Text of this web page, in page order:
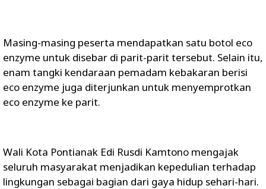
Masing-masing peserta mendapatkan satu botol eco
enzyme untuk disebar di parit-parit tersebut. Selain itu,
enam tangki kendaraan pemadam kebakaran berisi
eco enzyme juga diterjunkan untuk menyemprotkan
eco enzyme ke parit.
Wali Kota Pontianak Edi Rusdi Kamtono mengajak
seluruh masyarakat menjadikan kepedulian terhadap
lingkungan sebagai bagian dari gaya hidup sehari-hari.